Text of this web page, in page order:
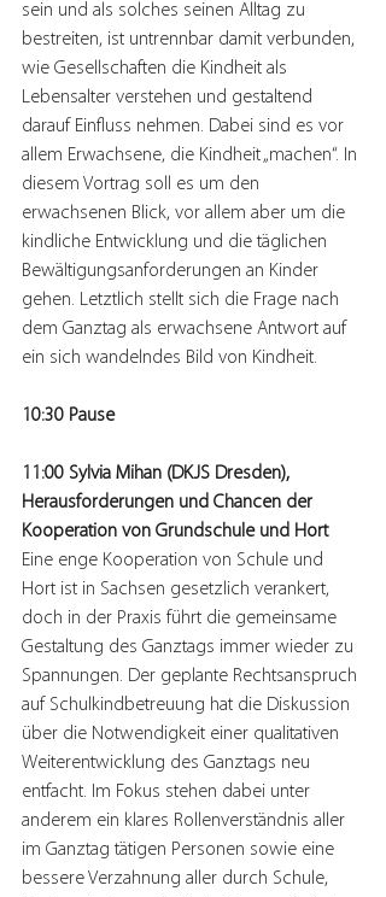
sein und als solches seinen Alltag zu
bestreiten, ist untrennbar damit verbunden,
wie Gesellschaften die Kindheit als
Lebensalter verstehen und gestaltend
darauf Einfluss nehmen. Dabei sind es vor
allem Erwachsene, die Kindheit „machen“. In
diesem Vortrag soll es um den
erwachsenen Blick, vor allem aber um die
kindliche Entwicklung und die täglichen
Bewältigungsanforderungen an Kinder
gehen. Letztlich stellt sich die Frage nach
dem Ganztag als erwachsene Antwort auf
ein sich wandelndes Bild von Kindheit.
10:30 Pause
11:00 Sylvia Mihan (DKJS Dresden),
Herausforderungen und Chancen der
Kooperation von Grundschule und Hort
Eine enge Kooperation von Schule und
Hort ist in Sachsen gesetzlich verankert,
doch in der Praxis führt die gemeinsame
Gestaltung des Ganztags immer wieder zu
Spannungen. Der geplante Rechtsanspruch
auf Schulkindbetreuung hat die Diskussion
über die Notwendigkeit einer qualitativen
Weiterentwicklung des Ganztags neu
entfacht. Im Fokus stehen dabei unter
anderem ein klares Rollenverständnis aller
im Ganztag tätigen Personen sowie eine
bessere Verzahnung aller durch Schule,